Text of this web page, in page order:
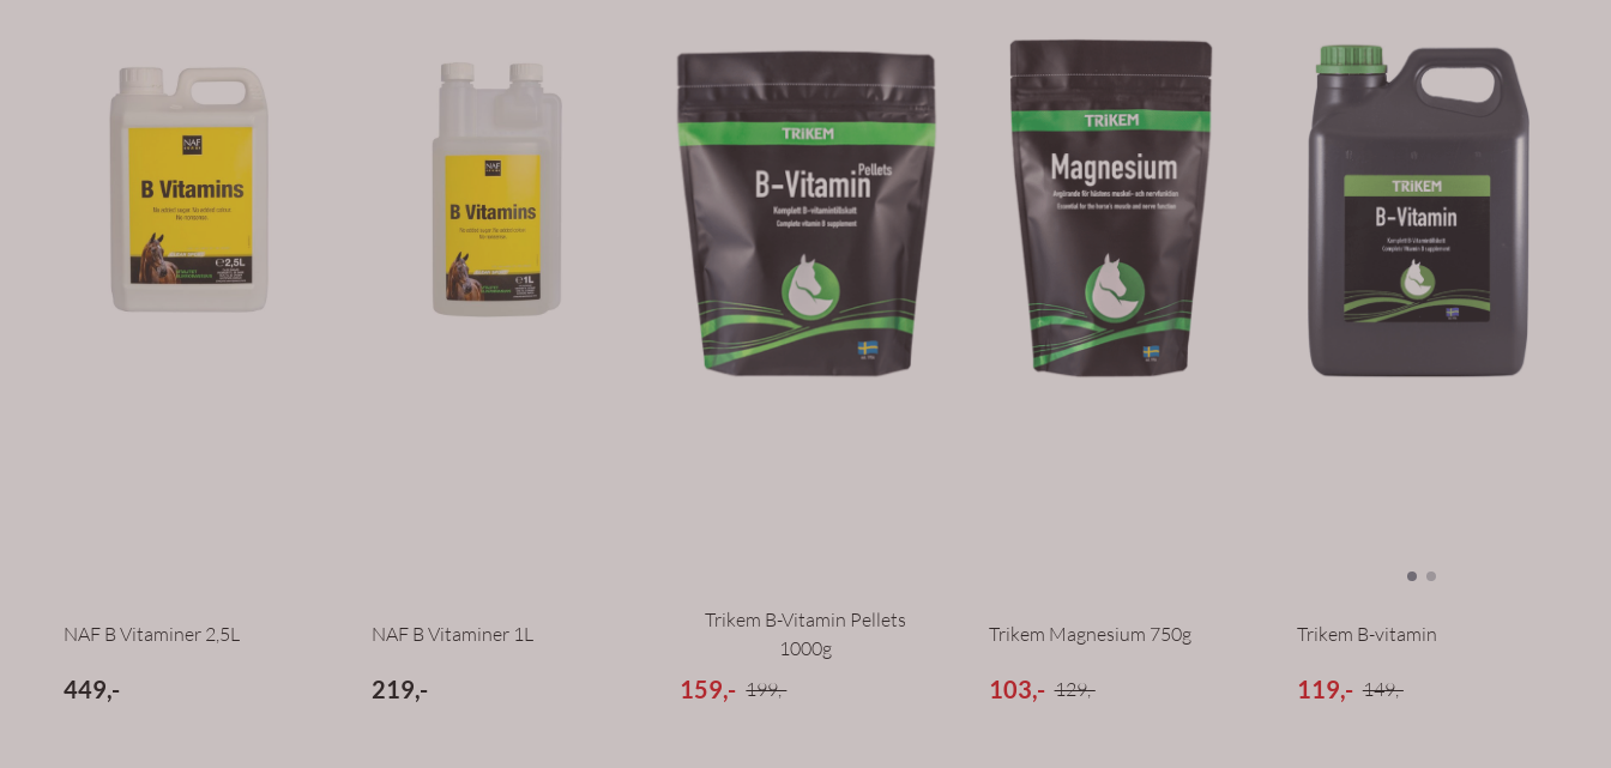
NAF B Vitaminer 2,5L
449,-
NAF B Vitaminer 1L
219,-
Trikem B-Vitamin Pellets
1000g
159,- 199,-
Trikem Magnesium 750g
103,- 129,-
Trikem B-vitamin
119,- 149,-